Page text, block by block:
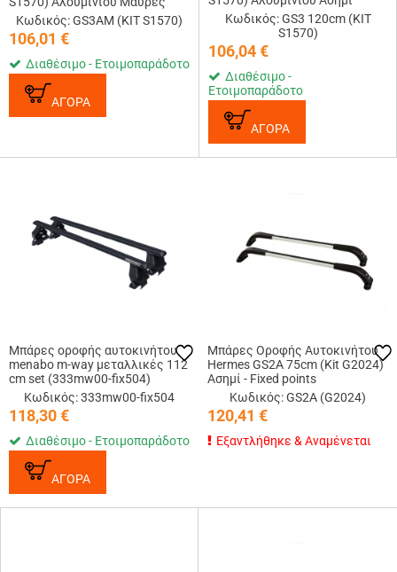
Κωδικός: GS3AM (KIT S1570)
106,01 €
Διαθέσιμο - Ετοιμοπαράδοτο
ΑΓΟΡΑ
Κωδικός: GS3 120cm (KIT
S1570)
106,04€
Διαθέσιμο -
Ετοιμοπαράδοτο
ΑΓΟΡΑ
Μπάρες οροφής αυτοκινήτου
menabo m-way μεταλλικές 112
cm set (333mw00-fix504)
Κωδικός: 333mw00-fix504
118,30€
Διαθέσιμο - Ετοιμοπαράδοτο
ΑΓΟΡΑ
Μπάρες Οροφής Αυτοκινήτου
Hermes GS2A 75cm (Kit G2024)
Ασημί - Fixed points
Κωδικός: GS2A (G2024)
120,41 €
Εξαντλήθηκε & Αναμένεται